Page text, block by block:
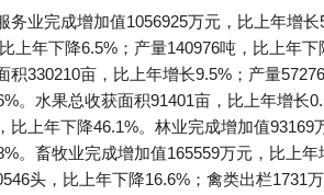
业完成增加值1056925万元，比上年增
上年下降6.5%；产量140976吨，比上年
330210亩，比上年增长9.5%；产量
。水果总收获面积91401亩，比上年增长
上年下降46.1%。林业完成增加值
。畜牧业完成增加值165559万元，比上
头，比上年下降16.6%；禽类出栏1731